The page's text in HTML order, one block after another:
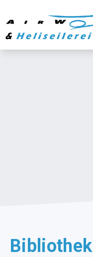
Bibliothek